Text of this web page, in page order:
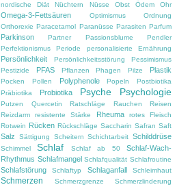
nordische Diät
Nüchtern Nüsse Obst Ödem Ohr
Omega-3-Fettsäuren Optimismus
Ordnung
Orthorexie Paracetamol Paranüsse Parasiten Parfum
Parkinson Partner Passionsblume
Pendler
Perfektionismus
Periode personalisierte Ernährung
Persönlichkeit Persönlichkeitsstörung
Pessimismus
Pestizide
PFAS Pflanzen Phagen Pilze Plastik
Pocken Pollen Polyphenole Popeln
Postbiotika
Präbiotika
Probiotika Psyche Psychologie
Putzen Quercetin Ratschläge Rauchen
Reisen
Reizdarm
resistente Stärke Rheuma
rotes Fleisch
Rotwein Rücken Rückschläge Saccharin Safran Saft
Salz Sättigung Scheitern Schichtarbeit Schilddrüse
Schimmel Schlaf Schlaf ab 50
Schlaf-Wach-
Rhythmus Schlafmangel Schlafqualität Schlafroutine
Schlafstörung Schlaftyp Schlaganfall Schleimhaut
Schmerzen Schmerzgrenze
Schmerzlinderung